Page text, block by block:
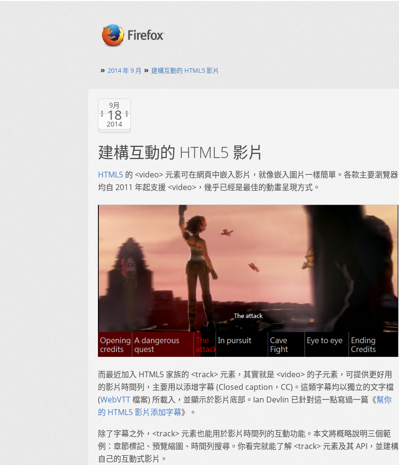
» 2014 年 9 月 » 建構互動的 HTML5 影片
9月
18
2014
建構互動的 HTML5 影片
HTML5 的 <video> 元素可在網頁中嵌入影片，就像嵌入圖片一樣簡單。各款主要瀏覽器
均自 2011 年起支援 <video>，幾乎已經是最佳的動畫呈現方式。
而最近加入 HTML5 家族的 <track> 元素，其實就是 <video> 的子元素，可提供更好用
的影片時間列，主要用以添增字幕 (Closed caption，CC)。這類字幕均以獨立的文字檔
(WebVTT檔案) 所載入，並顯示於影片底部。Ian Devlin 已針對這一點寫過一篇《幫你
的 HTML5 影片添加字幕》。
除了字幕之外，<track> 元素也能用於影片時間列的互動功能。本文將概略說明三個範
例：章節標記、預覽縮圖、時間列搜尋。你看完就能了解 <track> 元素及其 API，並建構
自己的互動式影片。